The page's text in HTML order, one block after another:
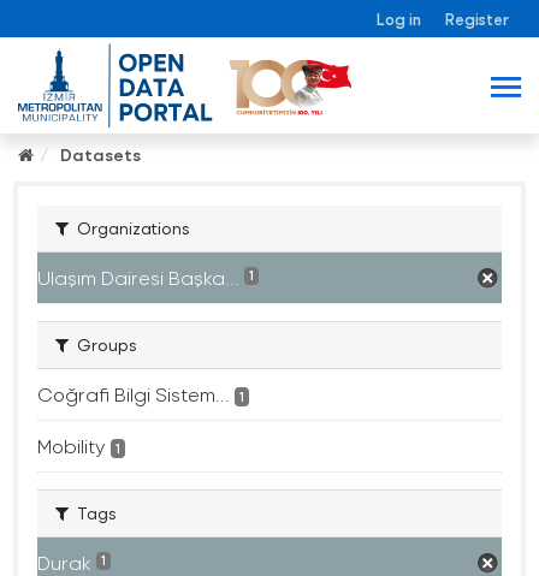
Log in Register
Datasets
Organizations
Ulaşım Dairesi Başka... 1
Groups
Coğrafi Bilgi Sistem... 1
Mobility 1
Tags
Durak 1